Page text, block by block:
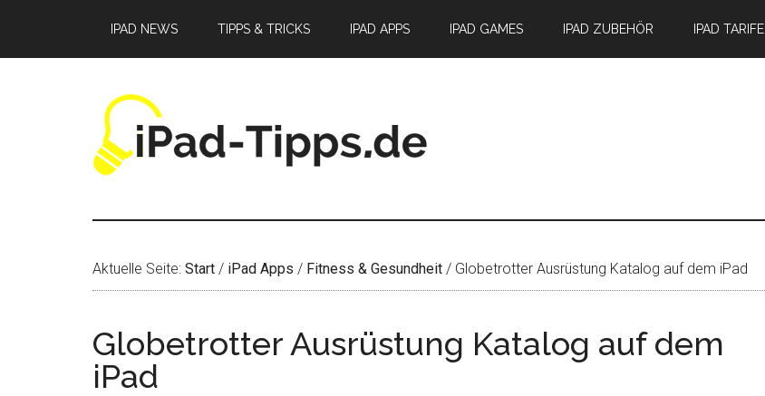
springen
springen
springen
IPAD NEWS TIPPS & TRICKS IPAD APPS IPAD GAMES IPAD ZUBEHÖR IPAD TARIFE
Aktuelle Seite: Start / iPad Apps / Fitness & Gesundheit / Globetrotter Ausrüstung Katalog auf dem iPad
Globetrotter Ausrüstung Katalog auf dem
iPad